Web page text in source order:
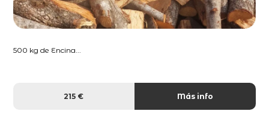
500 kg de Encina...
215 € Más info